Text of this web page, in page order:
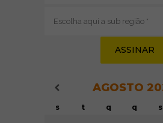
região
Navegação do
AGOSTO
s t q q s